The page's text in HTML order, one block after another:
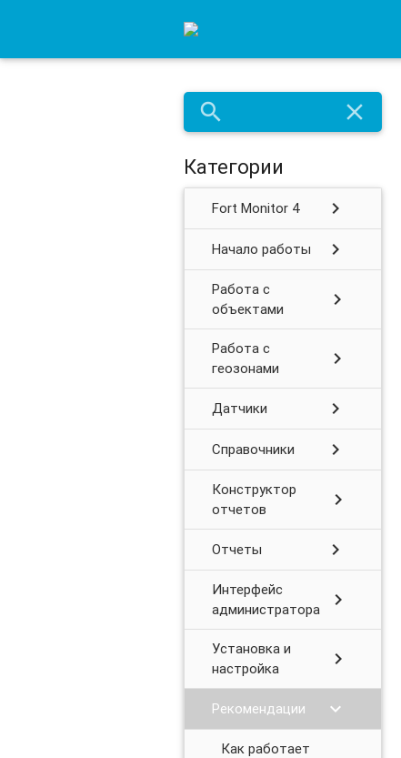
search close
Категории
Fort Monitor 4 chevron_right
Начало работы chevron_right
Работа с
объектами
chevron_right
Работа с
геозонами
chevron_right
Датчики chevron_right
Справочники chevron_right
Конструктор
отчетов
chevron_right
Отчеты chevron_right
Интерфейс
администратора
chevron_right
Установка и
настройка
chevron_right
Рекомендации chevron_right
Как работает